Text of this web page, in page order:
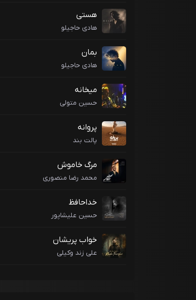
هستی
هادی حاجیلو
بمان
هادی حاجیلو
میخانه
حسین متولی
پروانه
پالت بند
مرگ خاموش
محمد رضا منصوری
خداحافظ
حسین علیشاپور
خواب پریشان
علی زند وکیلی